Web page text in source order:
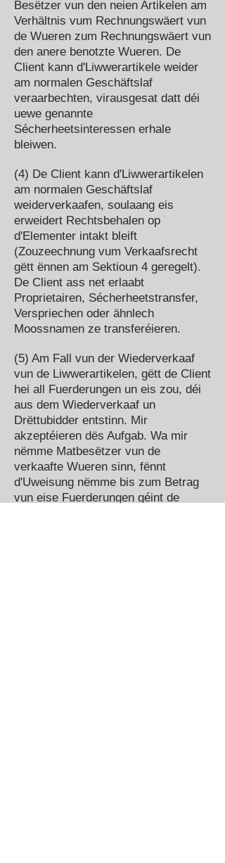
Besëtzer vun den neien Artikelen am
Verhältnis vum Rechnungswäert vun
de Wueren zum Rechnungswäert vun
den anere benotzte Wueren. De
Client kann d'Liwwerartikele weider
am normalen Geschäftslaf
veraarbechten, virausgesat datt déi
uewe genannte
Sécherheetsinteressen erhale
bleiwen.
(4) De Client kann d'Liwwerartikelen
am normalen Geschäftslaf
weiderverkaafen, soulaang eis
erweidert Rechtsbehalen op
d'Elementer intakt bleift
(Zouzeechnung vum Verkaafsrecht
gëtt ënnen am Sektioun 4 geregelt).
De Client ass net erlaabt
Proprietairen, Sécherheetstransfer,
Verspriechen oder ähnlech
Moossnamen ze transferéieren.
(5) Am Fall vun der Wiederverkaaf
vun de Liwwerartikelen, gëtt de Client
hei all Fuerderungen un eis zou, déi
aus dem Wiederverkaaf un
Drëttubidder entstinn. Mir
akzeptéieren dës Aufgab. Wa mir
nëmme Matbesëtzer vun de
verkaafte Wueren sinn, fënnt
d'Uweisung nëmme bis zum Betrag
vun eise Fuerderungen géint de